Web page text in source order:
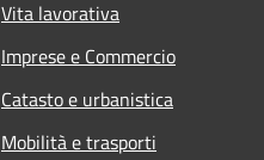
Vita lavorativa
Imprese e Commercio
Catasto e urbanistica
Mobilità e trasporti